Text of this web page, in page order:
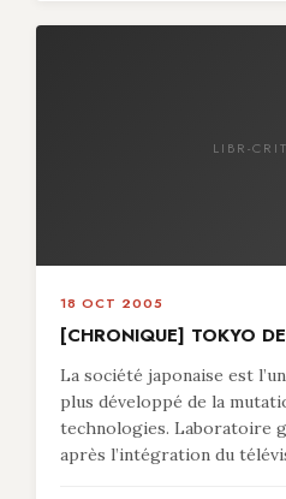
LIBR-
18 OCT 2005
[CHRONIQUE] TOKYO
La société japonaise est
plus développé de la
technologies. Laboratoire
après l’intégration du